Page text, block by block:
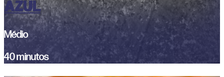
AZUL
Médio
40 minutos